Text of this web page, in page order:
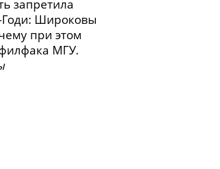
запретила
: Широковы
при этом
МГУ.